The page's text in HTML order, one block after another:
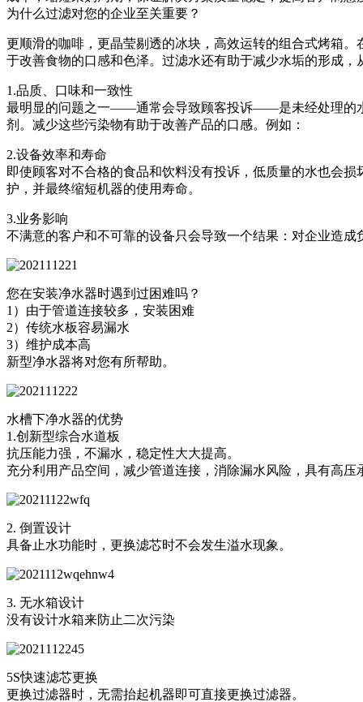
为什么过滤对您的企业至关重要？
更顺滑的咖啡，更晶莹剔透的冰块，高效运转的组合式烤箱
于改善食物的口感和色泽。过滤水还有助于减少水垢的形成
1.品质、口味和一致性
最明显的问题之一——通常会导致顾客投诉——是未经处理的
剂。减少这些污染物有助于改善产品的口感。例如：
2.设备效率和寿命
即使顾客对不合格的食品和饮料没有投诉，低质量的水也会
护，并最终缩短机器的使用寿命。
3.业务影响
不满意的客户和不可靠的设备只会导致一个结果：对企业造
您在安装净水器时遇到过困难吗？
1）由于管道连接较多，安装困难
2）传统水板容易漏水
3）维护成本高
新型净水器将对您有所帮助。
水槽下净水器的优势
1.创新型综合水道板
抗压能力强，不漏水，稳定性大大提高。
充分利用产品空间，减少管道连接，消除漏水风险，具有高压
2. 倒置设计
具备止水功能时，更换滤芯时不会发生溢水现象。
3. 无水箱设计
没有设计水箱来防止二次污染
5S快速滤芯更换
更换过滤器时，无需抬起机器即可直接更换过滤器。